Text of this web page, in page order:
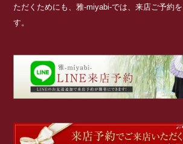
ただくためにも、雅-miyabi-では、来店ご予約
す。